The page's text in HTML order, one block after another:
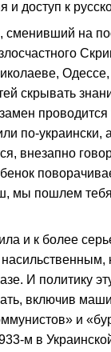
доступ к
сменивший на
скрывать
проводится
по-украински,
внезапно
мы пошлем
и к более
И политику
включив
и
м в